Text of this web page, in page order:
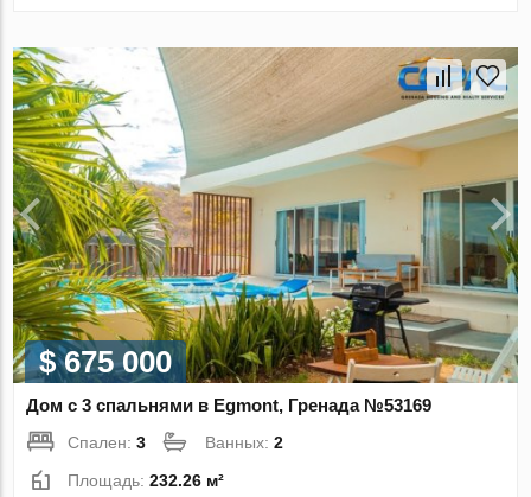
$ 675 000
Дом с 3 спальнями в Egmont, Гренада №53169
Спален:3 Ванных:2
Площадь:232.26 м²